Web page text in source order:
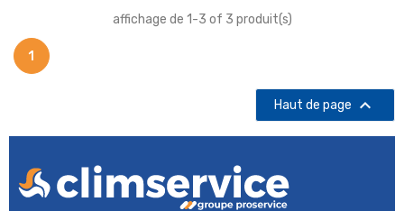
affichage de 1-3 of 3 produit(s)
1
Haut de page 